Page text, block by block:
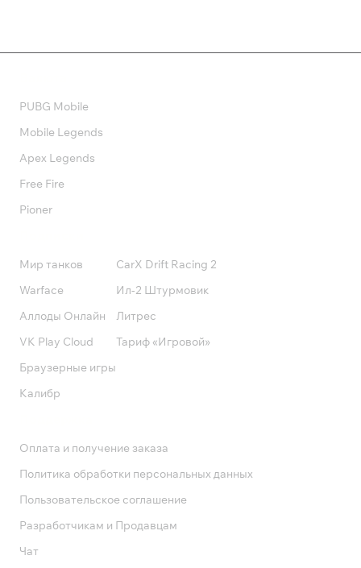
PUBG Mobile
Mobile Legends
Apex Legends
Free Fire
Pioner
Мир танков
Warface
Аллоды Онлайн
VK Play Cloud
Браузерные игры
Калибр
CarX Drift Racing 2
Ил-2 Штурмовик
Литрес
Тариф «Игровой»
Оплата и получение заказа
Политика обработки персональных данных
Пользовательское соглашение
Разработчикам и Продавцам
Чат